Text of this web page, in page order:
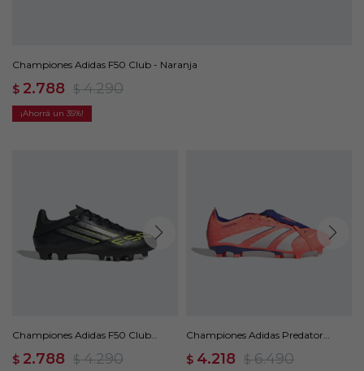
Championes Adidas F50 Club - Naranja
$ 2.788 $ 4.290
35
Championes Adidas F50 Club
$ 2.788 $ 4.290
Championes Adidas Predator
Naranja
$ 4.218 $ 6.490